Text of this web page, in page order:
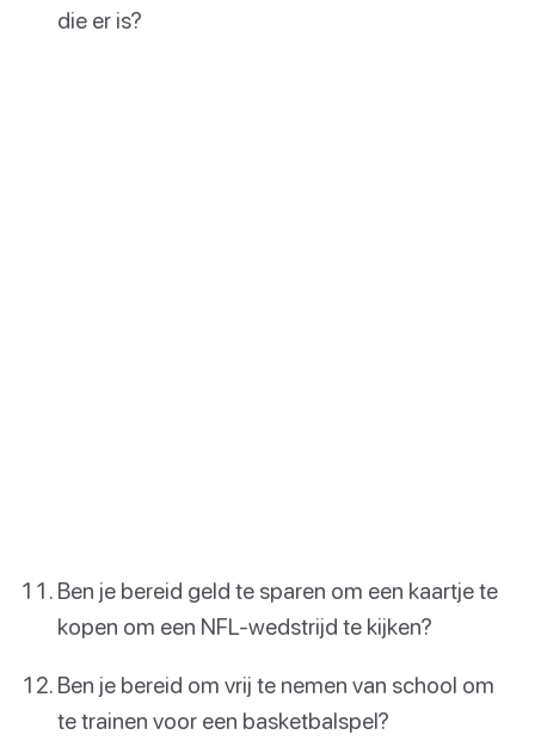
die er is?
Ben je bereid geld te sparen om een kaartje te
kopen om een NFL-wedstrijd te kijken?
Ben je bereid om vrij te nemen van school om
te trainen voor een basketbalspel?